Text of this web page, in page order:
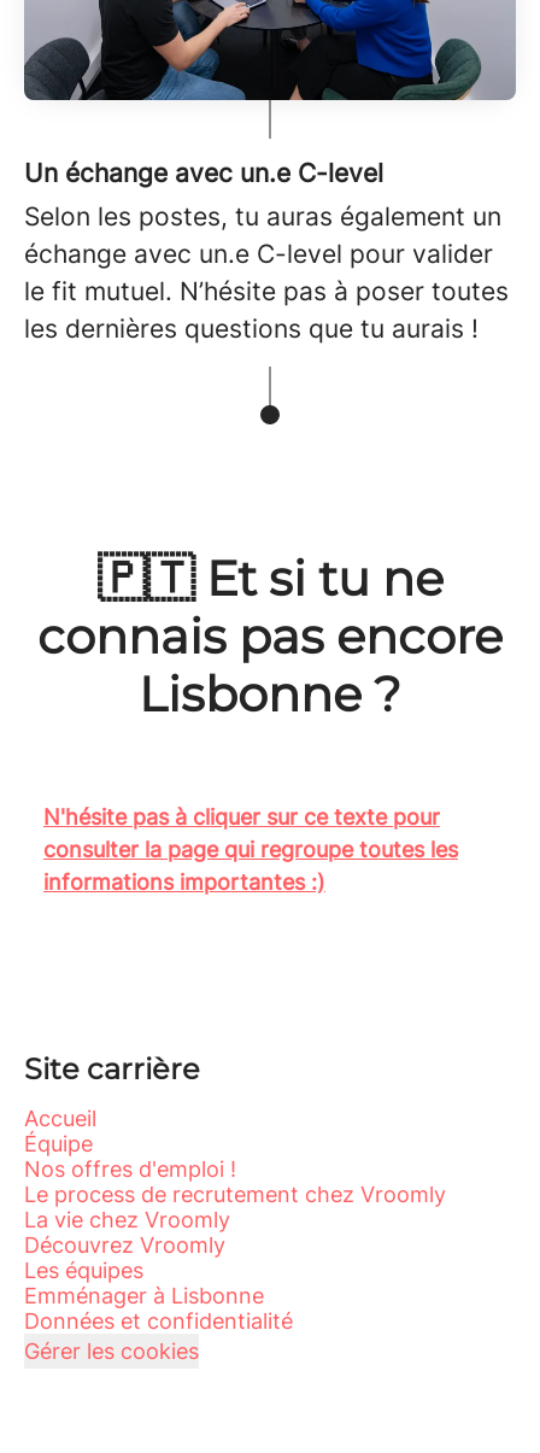
Un échange avec un.e C-level
Selon les postes, tu auras également un
échange avec un.e C-level pour valider
le fit mutuel. N’hésite pas à poser toutes
les dernières questions que tu aurais !
🇵🇹 Et si tu ne
connais pas encore
Lisbonne ?
N'hésite pas à cliquer sur ce texte pour
consulter la page qui regroupe toutes les
informations importantes :)
Site carrière
Accueil
Équipe
Nos offres d'emploi !
Le process de recrutement chez Vroomly
La vie chez Vroomly
Découvrez Vroomly
Les équipes
Emménager à Lisbonne
Données et confidentialité
Gérer les cookies